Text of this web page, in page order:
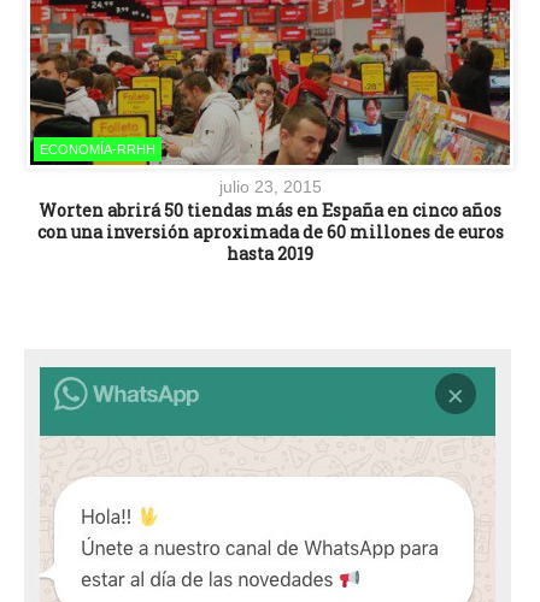
ECONOMÍA-RRHH
julio 23, 2015
Worten abrirá 50 tiendas más en España en cinco años
con una inversión aproximada de 60 millones de euros
hasta 2019